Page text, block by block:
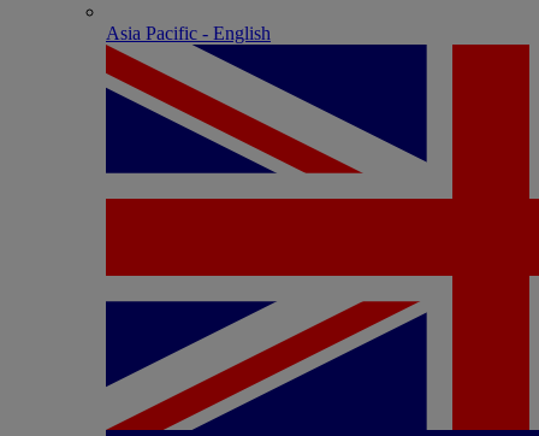
Asia Pacific - English